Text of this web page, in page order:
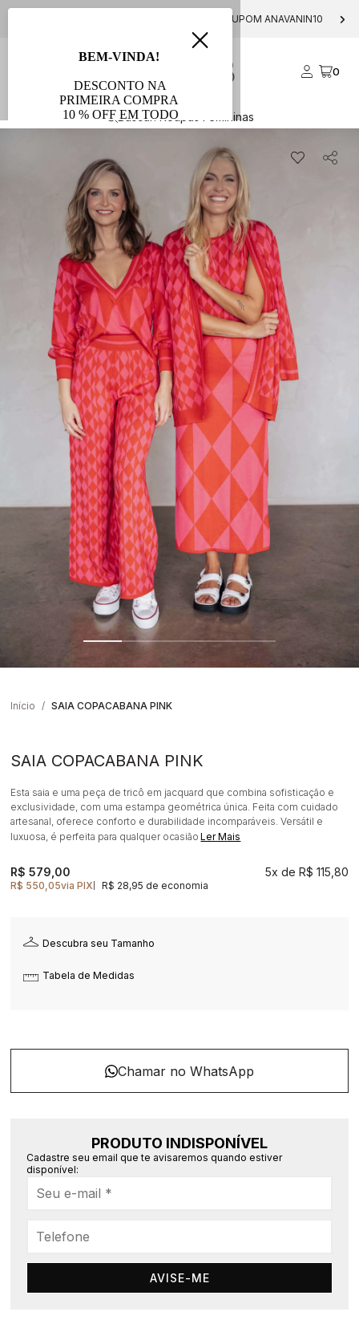
10% OFF NA PRIMEIRA COMPRA COM O CUPOM ANAVANIN10
0
Início SAIA COPACABANA PINK
SAIA COPACABANA PINK
Esta saia e uma peça de tricô em jacquard que combina sofisticação e
exclusividade, com uma estampa geométrica única. Feita com cuidado
artesanal, oferece conforto e durabilidade incomparáveis. Versátil e
luxuosa, é perfeita para qualquer ocasião Ler Mais
R$ 550,05via PIX R$ 28,95 de economia
R$ 579,00 5x R$ 115,80
Descubra seu Tamanho
Tabela de Medidas
PRODUTO INDISPONÍVEL
Cadastre seu email que te avisaremos quando estiver
disponível:
AVISE-ME